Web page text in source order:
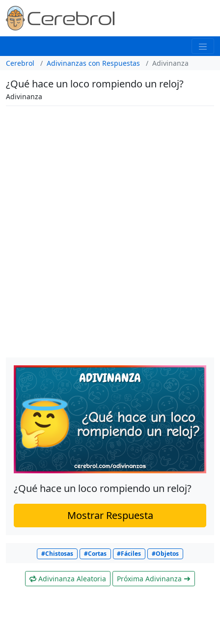
Cerebrol Adivinanzas con Respuestas Adivinanza
¿Qué hace un loco rompiendo un reloj?
Adivinanza
¿Qué hace un loco rompiendo un reloj?
Mostrar Respuesta
#Chistosas #Cortas #Fáciles #Objetos
Adivinanza Aleatoria Próxima Adivinanza